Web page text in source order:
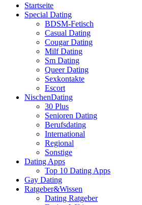
Startseite
Special Dating
BDSM-Fetisch
Casual Dating
Cougar Dating
Milf Dating
Sm Dating
Queer Dating
Sexkontakte
Escort
NischenDating
30 Plus
Senioren Dating
Berufsdating
International
Regional
Sonstige
Dating Apps
Top 10 Dating Apps
Gay Dating
Ratgeber&Wissen
Dating Ratgeber